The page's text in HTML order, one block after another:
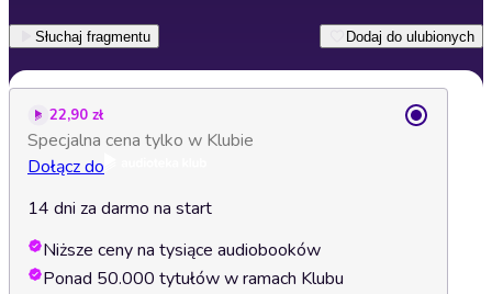
Słuchaj fragmentu Dodaj do ulubionych
22,90 zł
Specjalna cena tylko w Klubie
Dołącz do
14 dni za darmo na start
Niższe ceny na tysiące audiobooków
Ponad 50.000 tytułów w ramach Klubu